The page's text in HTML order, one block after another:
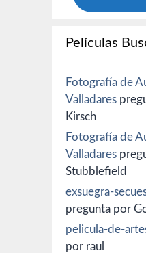
Películas
Fotografía de
Valladares
Kirsch
Fotografía de
Valladares
Stubblefield
exsuegra-
pregunta por
pelicula-de-
por raul